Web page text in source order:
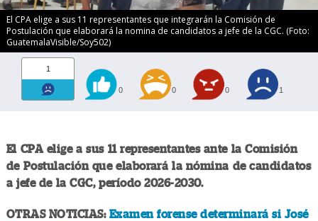
El CPA elige a sus 11 representantes que integrarán la Comisión de
Postulación que elaborará la nomina de candidatos a jefe de la CGC. (Foto:
GuatemalaVisible/Soy502)
1
0 0 0 1
El CPA elige a sus 11 representantes ante la Comisión
de Postulación que elaborará la nómina de candidatos
a jefe de la CGC, período 2026-2030.
OTRAS NOTICIAS: Examen forense determinará si José